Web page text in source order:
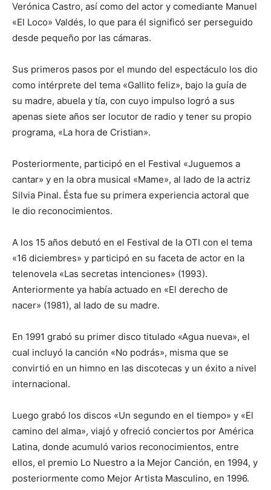
Verónica Castro, así como del actor y comediante Manuel
«El Loco» Valdés, lo que para él significó ser perseguido
desde pequeño por las cámaras.
Sus primeros pasos por el mundo del espectáculo los dio
como intérprete del tema «Gallito feliz», bajo la guía de
su madre, abuela y tía, con cuyo impulso logró a sus
apenas siete años ser locutor de radio y tener su propio
programa, «La hora de Cristian».
Posteriormente, participó en el Festival «Juguemos a
cantar» y en la obra musical «Mame», al lado de la actriz
Silvia Pinal. Ésta fue su primera experiencia actoral que
le dio reconocimientos.
A los 15 años debutó en el Festival de la OTI con el tema
«16 diciembres» y participó en su faceta de actor en la
telenovela «Las secretas intenciones» (1993).
Anteriormente ya había actuado en «El derecho de
nacer» (1981), al lado de su madre.
En 1991 grabó su primer disco titulado «Agua nueva», el
cual incluyó la canción «No podrás», misma que se
convirtió en un himno en las discotecas y un éxito a nivel
internacional.
Luego grabó los discos «Un segundo en el tiempo» y «El
camino del alma», viajó y ofreció conciertos por América
Latina, donde acumuló varios reconocimientos, entre
ellos, el premio Lo Nuestro a la Mejor Canción, en 1994, y
posteriormente como Mejor Artista Masculino, en 1996.